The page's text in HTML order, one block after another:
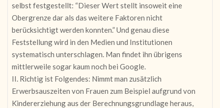
selbst festgestellt: “Dieser Wert stellt insoweit eine
Obergrenze dar als das weitere Faktoren nicht
berücksichtigt werden konnten.” Und genau diese
Feststellung wird in den Medien und Institutionen
systematisch unterschlagen. Man findet ihn übrigens
mittlerweile sogar kaum noch bei Google.
II. Richtig ist Folgendes: Nimmt man zusätzlich
Erwerbsauszeiten von Frauen zum Beispiel aufgrund von
Kindererziehung aus der Berechnungsgrundlage heraus,